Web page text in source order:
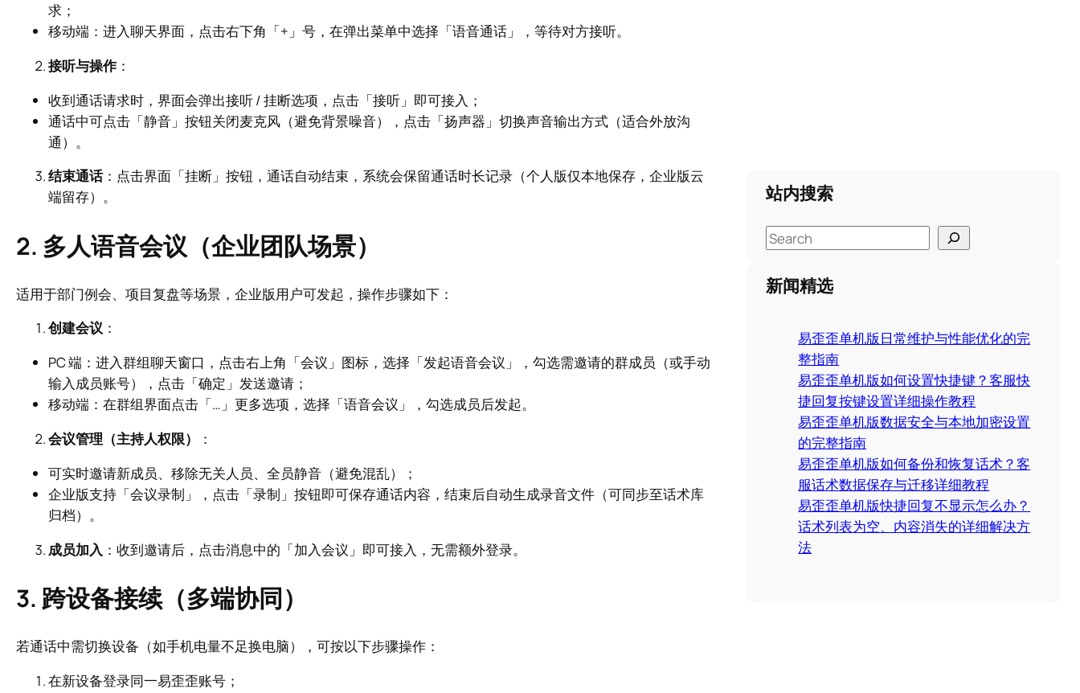
求；
移动端：进入聊天界面，点击右下角「+」号，在弹出菜单中选择「语音通话」，等待对方接听。
接听与操作：
收到通话请求时，界面会弹出接听 / 挂断选项，点击「接听」即可接入；
通话中可点击「静音」按钮关闭麦克风（避免背景噪音），点击「扬声器」切换声音输出方式（适合外放沟
通）。
结束通话：点击界面「挂断」按钮，通话自动结束，系统会保留通话时长记录（个人版仅本地保存，企业版云
端留存）。
2. 多人语音会议（企业团队场景）
适用于部门例会、项目复盘等场景，企业版用户可发起，操作步骤如下：
创建会议 ：
PC 端：进入群组聊天窗口，点击右上角「会议」图标，选择「发起语音会议」，勾选需邀请的群成员（或手动
输入成员账号），点击「确定」发送邀请；
移动端：在群组界面点击「…」更多选项，选择「语音会议」，勾选成员后发起。
会议管理（主持人权限）
：
可实时邀请新成员、移除无关人员、全员静音（避免混乱）；
企业版支持「会议录制」，点击「录制」按钮即可保存通话内容，结束后自动生成录音文件（可同步至话术库
归档）。
成员加入 ：收到邀请后，点击消息中的「加入会议」即可接入，无需额外登录。
3. 跨设备接续（多端协同）
若通话中需切换设备（如手机电量不足换电脑），可按以下步骤操作：
在新设备登录同一易歪歪账号；
站内搜索
S
e
a
r
新闻精选
易歪歪单机版日常维护与性能优化的完
整指南
易歪歪单机版如何设置快捷键？客服快
捷回复按键设置详细操作教程
易歪歪单机版数据安全与本地加密设置
的完整指南
易歪歪单机版如何备份和恢复话术？客
服话术数据保存与迁移详细教程
易歪歪单机版快捷回复不显示怎么办？
话术列表为空、内容消失的详细解决方
法